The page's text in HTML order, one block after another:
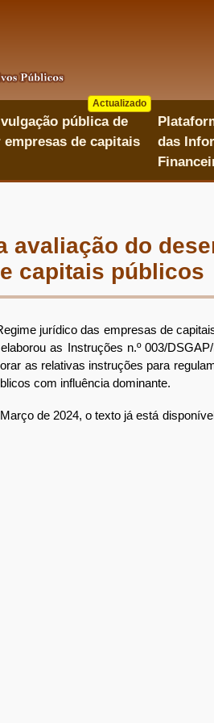
pública de
de capitais
Actualizado
das
avaliação do
capitais públicos
jurídico das empresas de
as Instruções n.º 003/
as relativas instruções para
com influência dominante.
de 2024, o texto já está